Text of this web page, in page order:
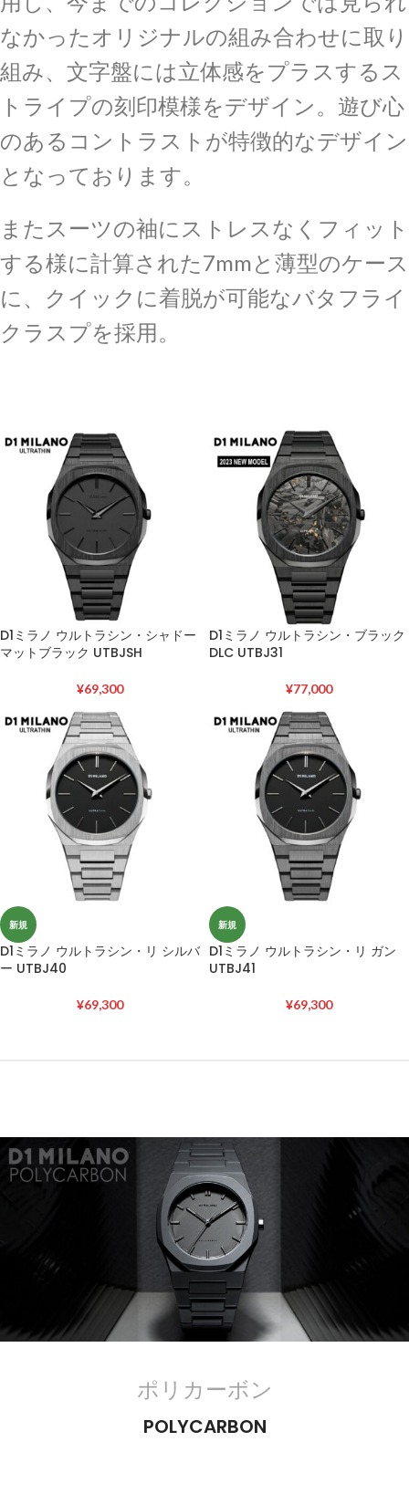
なかったオリジナルの組み合わせに取り
組み、文字盤には立体感をプラスするス
トライプの刻印模様をデザイン。遊び心
のあるコントラストが特徴的なデザイン
となっております。
またスーツの袖にストレスなくフィット
する様に計算された7mmと薄型のケース
に、クイックに着脱が可能なバタフライ
クラスプを採用。
D1ミラノ ウルトラシン・シャドー
マットブラック UTBJSH
¥69,300
D1ミラノ ウルトラシン・ブラック
DLC UTBJ31
¥77,000
新規
D1ミラノ ウルトラシン・リ シルバ
ー UTBJ40
¥69,300
新規
D1ミラノ ウルトラシン・リ ガン
UTBJ41
¥69,300
ポリカーボン
POLYCARBON